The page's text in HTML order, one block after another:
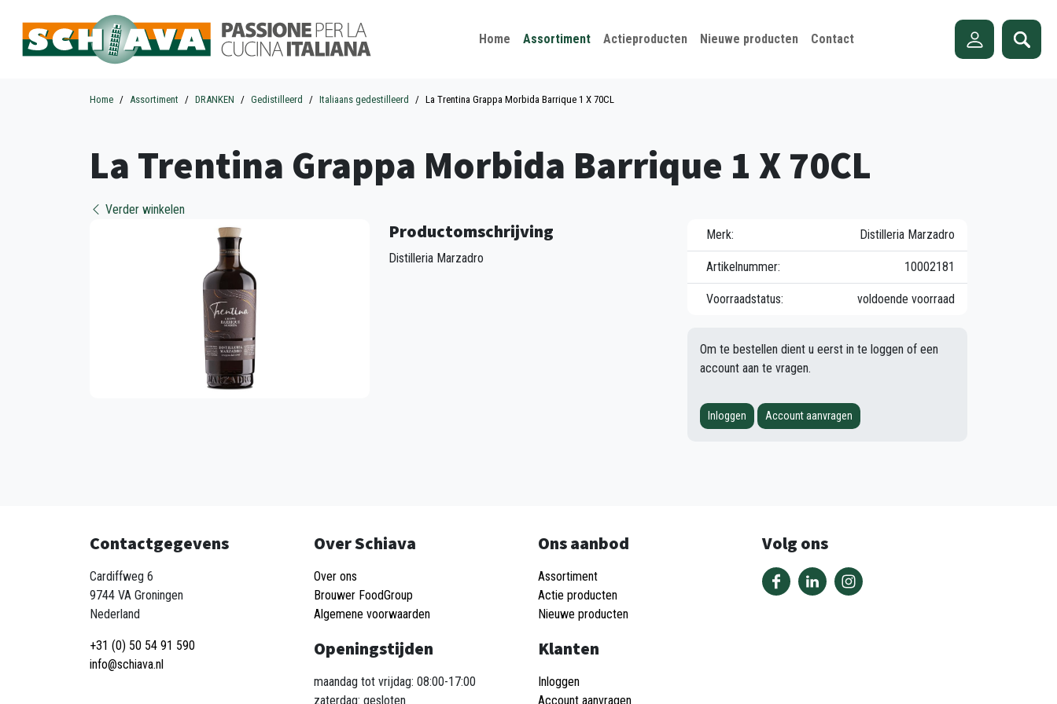
Home Assortiment Actieproducten Nieuwe producten Contact
Home Assortiment DRANKEN Gedistilleerd Italiaans gedestilleerd La Trentina Grappa Morbida Barrique 1 X 70CL
La Trentina Grappa Morbida Barrique 1 X 70CL
Verder winkelen
Productomschrijving
Distilleria Marzadro
Merk: Distilleria Marzadro
Artikelnummer: 10002181
Voorraadstatus: voldoende voorraad
Om te bestellen dient u eerst in te loggen of een
account aan te vragen.
Inloggen Account aanvragen
Contactgegevens
Cardiffweg 6
9744 VA Groningen
Nederland
+31 (0) 50 54 91 590
info@schiava.nl
Over Schiava
Over ons
Brouwer FoodGroup
Algemene voorwaarden
Openingstijden
maandag tot vrijdag: 08:00-17:00
zaterdag: gesloten
Ons aanbod
Assortiment
Actie producten
Nieuwe producten
Klanten
Inloggen
Account aanvragen
Volg ons